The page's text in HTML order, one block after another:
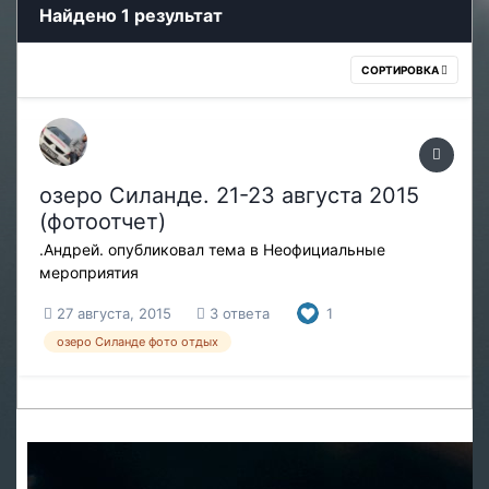
Найдено 1 результат
СОРТИРОВКА
озеро Силанде. 21-23 августа 2015
(фотоотчет)
.Андрей. опубликовал тема в Неофициальные
мероприятия
27 августа, 2015 3 ответа 1
озеро Силанде фото отдых